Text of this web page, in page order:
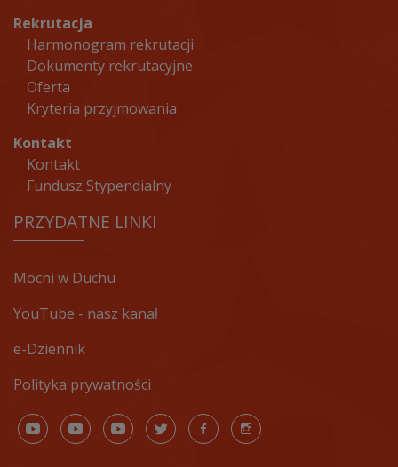
Rekrutacja
Harmonogram rekrutacji
Dokumenty rekrutacyjne
Oferta
Kryteria przyjmowania
Kontakt
Kontakt
Fundusz Stypendialny
PRZYDATNE LINKI
Mocni w Duchu
YouTube - nasz kanał
e-Dziennik
Polityka prywatności